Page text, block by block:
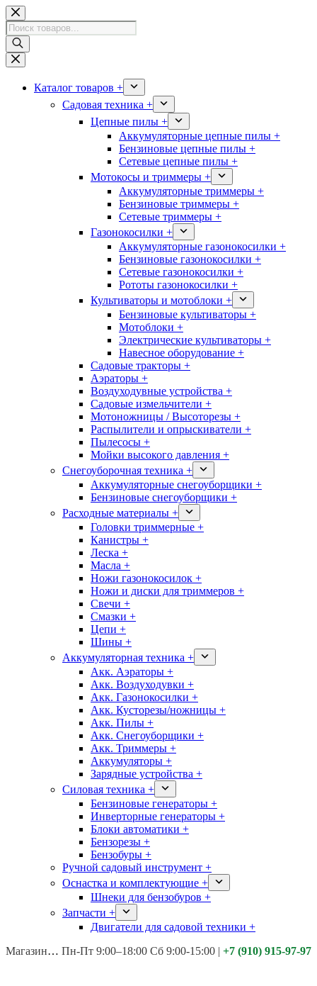
Перейти
к
сути
Поиск
товаров
Каталог товаров +
Садовая техника +
Цепные пилы +
Аккумуляторные цепные пилы +
Бензиновые цепные пилы +
Сетевые цепные пилы +
Мотокосы и триммеры +
Аккумуляторные триммеры +
Бензиновые триммеры +
Сетевые триммеры +
Газонокосилки +
Аккумуляторные газонокосилки +
Бензиновые газонокосилки +
Сетевые газонокосилки +
Рототы газонокосилки +
Культиваторы и мотоблоки +
Бензиновые культиваторы +
Мотоблоки +
Электрические культиваторы +
Навесное оборудование +
Садовые тракторы +
Аэраторы +
Воздуходувные устройства +
Садовые измельчители +
Мотоножницы / Высоторезы +
Распылители и опрыскиватели +
Пылесосы +
Мойки высокого давления +
Снегоуборочная техника +
Аккумуляторные снегоуборщики +
Бензиновые снегоуборщики +
Расходные материалы +
Головки триммерные +
Канистры +
Леска +
Масла +
Ножи газонокосилок +
Ножи и диски для триммеров +
Свечи +
Смазки +
Цепи +
Шины +
Аккумуляторная техника +
Акк. Аэраторы +
Акк. Воздуходувки +
Акк. Газонокосилки +
Акк. Кусторезы/ножницы +
Акк. Пилы +
Акк. Снегоуборщики +
Акк. Триммеры +
Аккумуляторы +
Зарядные устройства +
Силовая техника +
Бензиновые генераторы +
Инверторные генераторы +
Блоки автоматики +
Бензорезы +
Бензобуры +
Ручной садовый инструмент +
Оснастка и комплектующие +
Шнеки для бензобуров +
Запчасти +
Двигатели для садовой техники +
Магазины: Калуга ул. Московская д.113
Пн-Пт 9:00–18:00 Сб 9:00-15:00 | +7 (910) 915-97-97